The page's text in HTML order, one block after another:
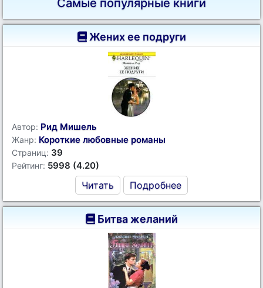
Самые популярные книги
Жених ее подруги
Автор: Рид Мишель
Жанр: Короткие любовные романы
Страниц: 39
Рейтинг: 5998 (4.20)
Читать Подробнее
Битва желаний